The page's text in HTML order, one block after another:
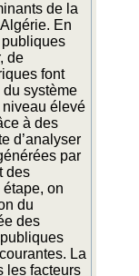
de la
En
publiques
de
font
système
élevé
à des
d’analyser
par
des
on
du
des
La
les facteurs